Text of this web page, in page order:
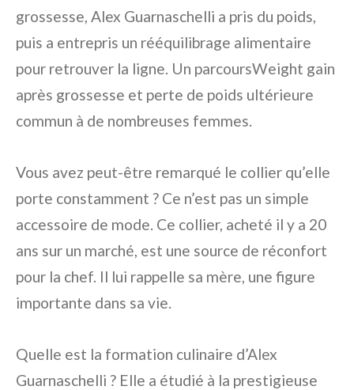
grossesse, Alex Guarnaschelli a pris du poids,
puis a entrepris un rééquilibrage alimentaire
pour retrouver la ligne. Un parcoursWeight gain
après grossesse et perte de poids ultérieure
commun à de nombreuses femmes.
Vous avez peut-être remarqué le collier qu’elle
porte constamment ? Ce n’est pas un simple
accessoire de mode. Ce collier, acheté il y a 20
ans sur un marché, est une source de réconfort
pour la chef. Il lui rappelle sa mère, une figure
importante dans sa vie.
Quelle est la formation culinaire d’Alex
Guarnaschelli ? Elle a étudié à la prestigieuse